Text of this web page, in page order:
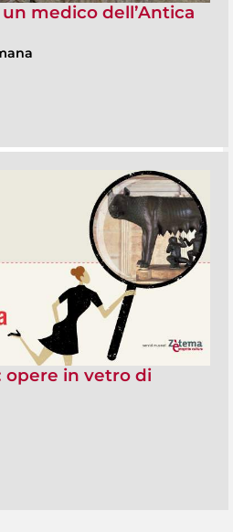
medico dell’Antica
opere in vetro di